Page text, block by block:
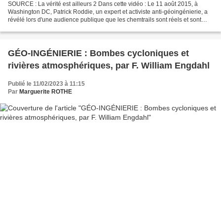
SOURCE : La vérité est ailleurs 2 Dans cette vidéo : Le 11 août 2015, à
Washington DC, Patrick Roddie, un expert et activiste anti-géoingénierie, a
révélé lors d'une audience publique que les chemtrails sont réels et sont
GÉO-INGÉNIERIE : Bombes cycloniques et
rivières atmosphériques, par F. William Engdahl
Publié le 11/02/2023 à 11:15
Par Marguerite ROTHE